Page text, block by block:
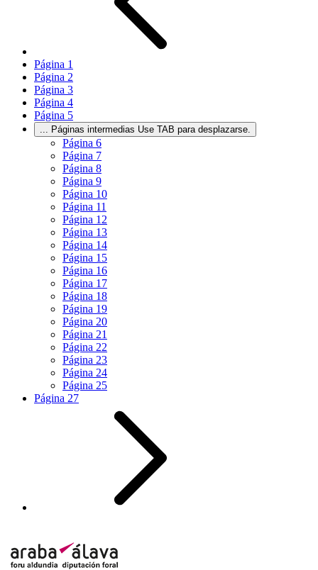
Página 1
Página 2
Página 3
Página 4
Página 5
Páginas intermedias Use TAB para desplazarse.
Página 6
Página 7
Página 8
Página 9
Página 10
Página 11
Página 12
Página 13
Página 14
Página 15
Página 16
Página 17
Página 18
Página 19
Página 20
Página 21
Página 22
Página 23
Página 24
Página 25
Página 27